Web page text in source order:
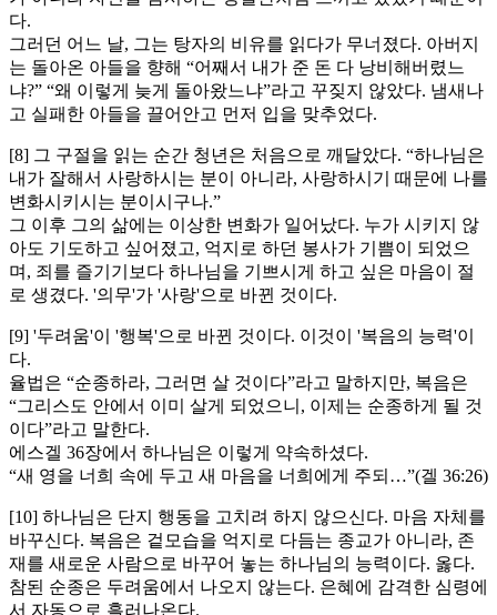
다.
그러던 어느 날, 그는 탕자의 비유를 읽다가 무너졌다. 아버지
는 돌아온 아들을 향해 “어째서 내가 준 돈 다 낭비해버렸느
냐?” “왜 이렇게 늦게 돌아왔느냐”라고 꾸짖지 않았다. 냄새나
고 실패한 아들을 끌어안고 먼저 입을 맞추었다.
[8] 그 구절을 읽는 순간 청년은 처음으로 깨달았다. “하나님은
내가 잘해서 사랑하시는 분이 아니라, 사랑하시기 때문에 나를
변화시키시는 분이시구나.”
그 이후 그의 삶에는 이상한 변화가 일어났다. 누가 시키지 않
아도 기도하고 싶어졌고, 억지로 하던 봉사가 기쁨이 되었으
며, 죄를 즐기기보다 하나님을 기쁘시게 하고 싶은 마음이 절
로 생겼다. '의무'가 '사랑'으로 바뀐 것이다.
[9] '두려움'이 '행복'으로 바뀐 것이다. 이것이 '복음의 능력'이
다.
율법은 “순종하라, 그러면 살 것이다”라고 말하지만, 복음은
“그리스도 안에서 이미 살게 되었으니, 이제는 순종하게 될 것
이다”라고 말한다.
에스겔 36장에서 하나님은 이렇게 약속하셨다.
“새 영을 너희 속에 두고 새 마음을 너희에게 주되…”(겔 36:26)
[10] 하나님은 단지 행동을 고치려 하지 않으신다. 마음 자체를
바꾸신다. 복음은 겉모습을 억지로 다듬는 종교가 아니라, 존
재를 새로운 사람으로 바꾸어 놓는 하나님의 능력이다. 옳다.
참된 순종은 두려움에서 나오지 않는다. 은혜에 감격한 심령에
서 자동으로 흘러나온다.